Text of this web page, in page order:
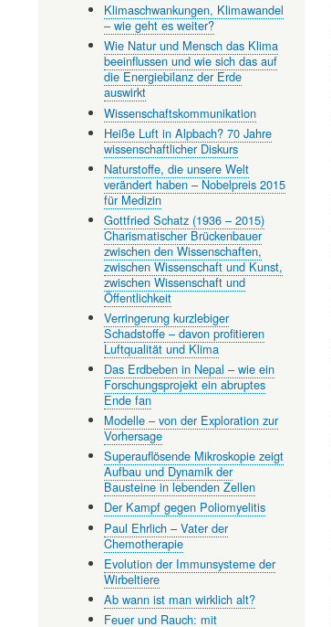
Klimaschwankungen, Klimawandel
– wie geht es weiter?
Wie Natur und Mensch das Klima
beeinflussen und wie sich das auf
die Energiebilanz der Erde
auswirkt
Wissenschaftskommunikation
Heiße Luft in Alpbach? 70 Jahre
wissenschaftlicher Diskurs
Naturstoffe, die unsere Welt
verändert haben – Nobelpreis 2015
für Medizin
Gottfried Schatz (1936 – 2015)
Charismatischer Brückenbauer
zwischen den Wissenschaften,
zwischen Wissenschaft und Kunst,
zwischen Wissenschaft und
Öffentlichkeit
Verringerung kurzlebiger
Schadstoffe – davon profitieren
Luftqualität und Klima
Das Erdbeben in Nepal – wie ein
Forschungsprojekt ein abruptes
Ende fan
Modelle – von der Exploration zur
Vorhersage
Superauflösende Mikroskopie zeigt
Aufbau und Dynamik der
Bausteine in lebenden Zellen
Der Kampf gegen Poliomyelitis
Paul Ehrlich – Vater der
Chemotherapie
Evolution der Immunsysteme der
Wirbeltiere
Ab wann ist man wirklich alt?
Feuer und Rauch: mit